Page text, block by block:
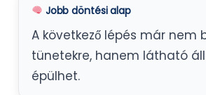
Jobb döntési alap
A következő lépés már nem
tünetekre, hanem látható
épülhet.